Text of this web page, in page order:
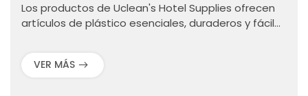
Los productos de Uclean's Hotel Supplies ofrecen
artículos de plástico esenciales, duraderos y fáciles
los huéspedes y optimizar las operaciones del
hotel.
VER MÁS